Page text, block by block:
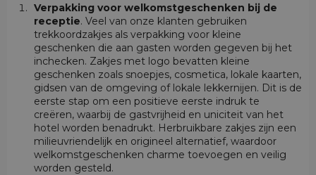
Verpakking voor welkomstgeschenken bij de
receptie. Veel van onze klanten gebruiken
trekkoordzakjes als verpakking voor kleine
geschenken die aan gasten worden gegeven bij het
inchecken. Zakjes met logo bevatten kleine
geschenken zoals snoepjes, cosmetica, lokale kaarten,
gidsen van de omgeving of lokale lekkernijen. Dit is de
eerste stap om een positieve eerste indruk te
creëren, waarbij de gastvrijheid en uniciteit van het
hotel worden benadrukt. Herbruikbare zakjes zijn een
milieuvriendelijk en origineel alternatief, waardoor
welkomstgeschenken charme toevoegen en veilig
worden gesteld.